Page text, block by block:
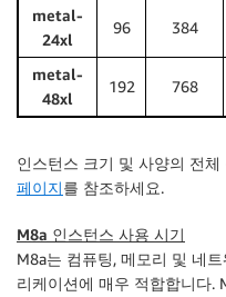
metal-
24xl
96 384
metal-
48xl
192 768
인스턴스 크기 및 사양의 전체
페이지를 참조하세요.
M8a 인스턴스 사용 시기
M8a는 컴퓨팅, 메모리 및 네
리케이션에 매우 적합합니다.